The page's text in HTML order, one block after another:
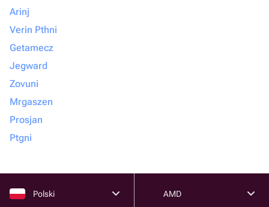
Arinj
Verin Pthni
Getamecz
Jegward
Zovuni
Mrgaszen
Prosjan
Ptgni
Polski AMD